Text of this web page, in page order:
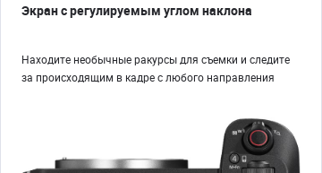
Экран с регулируемым углом наклона
Находите необычные ракурсы для съемки и следите
за происходящим в кадре с любого направления